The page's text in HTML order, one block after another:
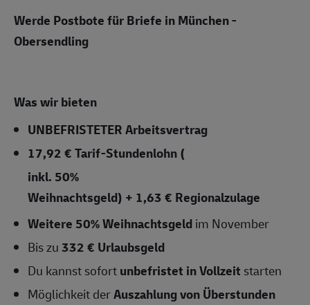
Werde Postbote für Briefe in München -
Obersendling
Was wir bieten
UNBEFRISTETERArbeitsvertrag
17,92 € Tarif-Stundenlohn (
inkl. 50%
Weihnachtsgeld) + 1,63 € Regionalzulage
Weitere 50% Weihnachtsgeldim November
Bis zu332 € Urlaubsgeld
Du kannst sofortunbefristet in Vollzeit starten
Möglichkeit derAuszahlung von Überstunden